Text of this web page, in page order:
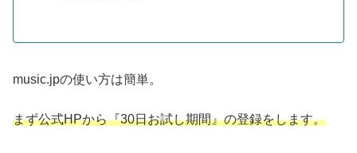
music.jpの使い方は簡単。
まず公式HPから『30日お試し期間』の登録をします。